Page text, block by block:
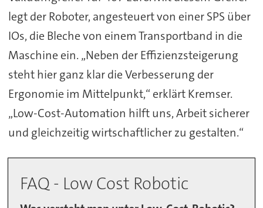
legt der Roboter, angesteuert von einer SPS über
IOs, die Bleche von einem Transportband in die
Maschine ein. „Neben der Effizienzsteigerung
steht hier ganz klar die Verbesserung der
Ergonomie im Mittelpunkt,“ erklärt Kremser.
„Low-Cost-Automation hilft uns, Arbeit sicherer
und gleichzeitig wirtschaftlicher zu gestalten.“
FAQ - Low Cost Robotic